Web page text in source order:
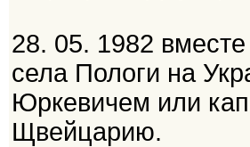
28. 05. 1982
села Пологи на
Юркевичем или
Щвейцарию.